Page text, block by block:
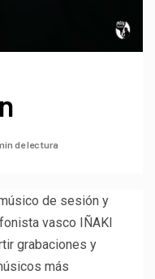
de lectura
de sesión y
vasco IÑAKI
grabaciones y
más